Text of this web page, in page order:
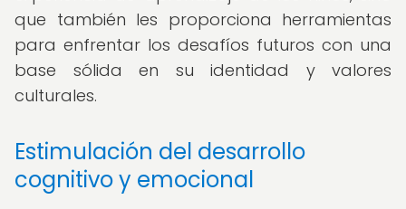
que también les proporciona herramientas
para enfrentar los desafíos futuros con una
base sólida en su identidad y valores
culturales.
Estimulación del desarrollo
cognitivo y emocional